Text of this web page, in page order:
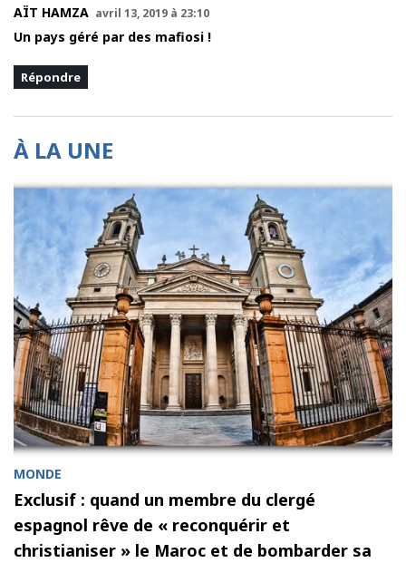
AÏT HAMZA avril 13, 2019 à 23:10
Un pays géré par des mafiosi !
Répondre
À LA UNE
MONDE
Exclusif : quand un membre du clergé
espagnol rêve de « reconquérir et
christianiser » le Maroc et de bombarder sa